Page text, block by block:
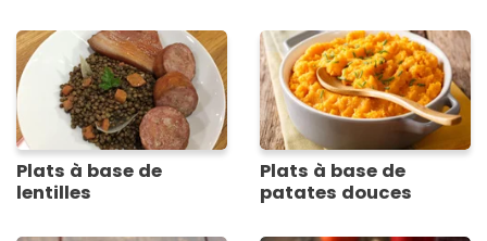
Plats à base de
lentilles
Plats à base de
patates douces